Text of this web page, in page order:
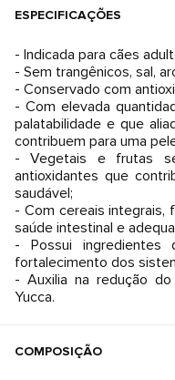
ESPECIFICAÇÕES
- Indicada para cães
- Sem trangênicos, sal,
- Conservado com
- Com elevada
palatabilidade e que
contribuem para uma
- Vegetais e frutas
antioxidantes que
saudável;
- Com cereais integrais,
saúde intestinal e
- Possui
fortalecimento dos
- Auxilia na redução
Yucca.
COMPOSIÇÃO